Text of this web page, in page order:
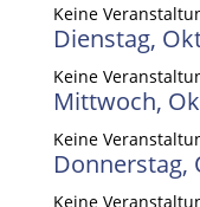
Keine
Dienstag,
Keine
Mittwoch,
Keine
Donnerstag,
Keine